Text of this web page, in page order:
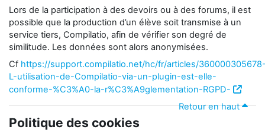
Lors de la participation à des devoirs ou à des forums, il est
possible que la production d’un élève soit transmise à un
service tiers, Compilatio, afin de vérifier son degré de
similitude. Les données sont alors anonymisées.
Cf https://support.compilatio.net/hc/fr/articles/
L-utilisation-de-Compilatio-via-un-plugin-est-elle-
conforme-%C3%A0-la-r%C3%A9glementation-RGPD-
Retour en haut
Politique des cookies